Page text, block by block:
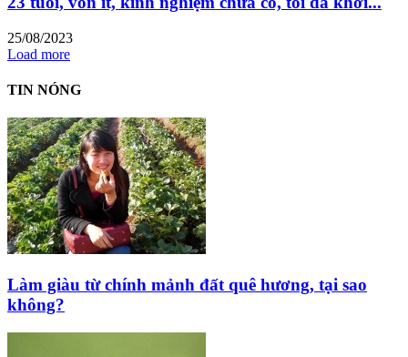
25/08/2023
Load more
TIN NÓNG
Làm giàu từ chính mảnh đất quê hương, tại sao
không?